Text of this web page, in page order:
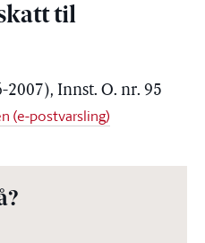
til
Innst. O. nr. 95
(e-postvarsling)